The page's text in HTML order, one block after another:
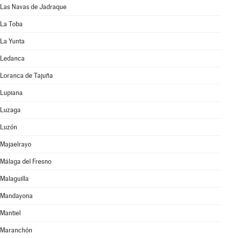
Las Navas de Jadraque
La Toba
La Yunta
Ledanca
Loranca de Tajuña
Lupiana
Luzaga
Luzón
Majaelrayo
Málaga del Fresno
Malaguilla
Mandayona
Mantiel
Maranchón